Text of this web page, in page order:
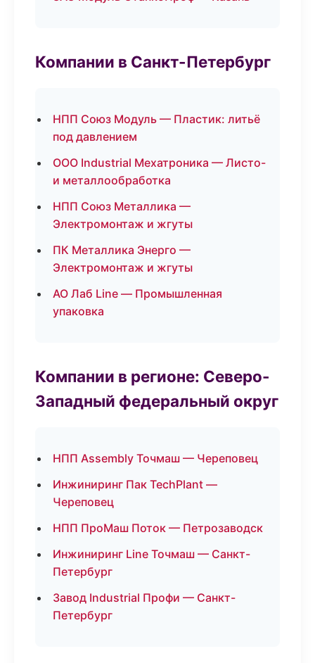
Компании в Санкт-Петербург
НПП Союз Модуль — Пластик: литьё
под давлением
ООО Industrial Мехатроника — Листо-
и металлообработка
НПП Союз Металлика —
Электромонтаж и жгуты
ПК Металлика Энерго —
Электромонтаж и жгуты
АО Лаб Line — Промышленная
упаковка
Компании в регионе: Северо-
Западный федеральный округ
НПП Assembly Точмаш — Череповец
Инжиниринг Пак TechPlant —
Череповец
НПП ПроМаш Поток — Петрозаводск
Инжиниринг Line Точмаш — Санкт-
Петербург
Завод Industrial Профи — Санкт-
Петербург